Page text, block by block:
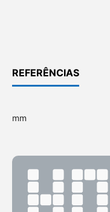
REFERÊNCIAS
mm